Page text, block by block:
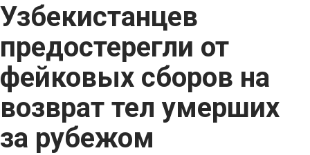
Узбекистанцев
предостерегли от
фейковых сборов на
возврат тел умерших
за рубежом